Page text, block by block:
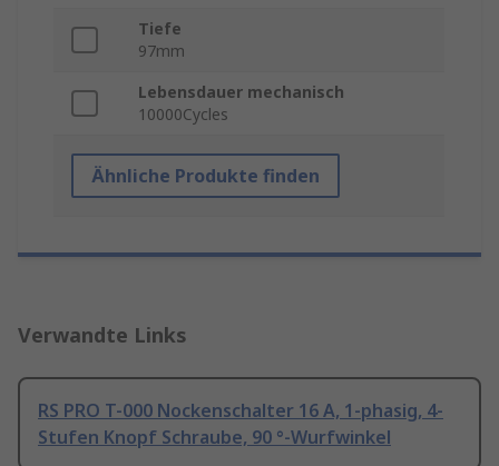
Tiefe
97mm
Lebensdauer mechanisch
10000Cycles
Ähnliche Produkte finden
Verwandte Links
RS PRO T-000 Nockenschalter 16 A, 1-phasig, 4-
Stufen Knopf Schraube, 90 °-Wurfwinkel